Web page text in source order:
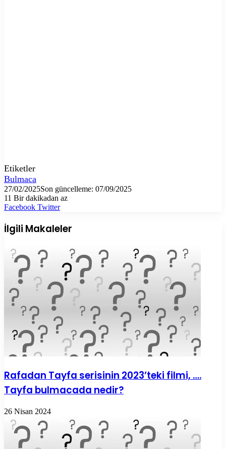
Etiketler
Bulmaca
27/02/2025Son güncelleme: 07/09/2025
11 Bir dakikadan az
Facebook TwitterLinkedIn
Tumblr
Pinterest
Reddit
VKontakte
E-
ile
paylaş
Yazdır
İlgili Makaleler
Rafadan Tayfa serisinin 2023’teki filmi, ….
Tayfa bulmacada nedir?
26 Nisan 2024